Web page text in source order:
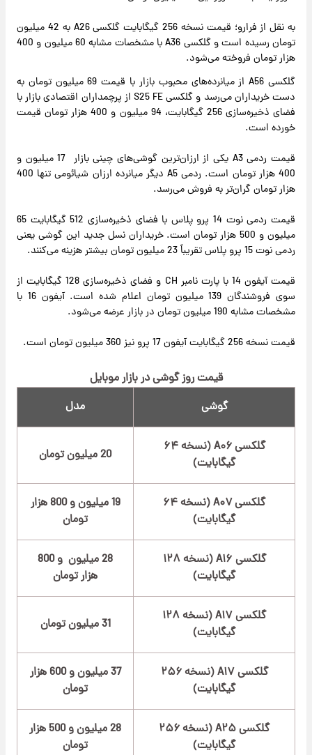
به نقل از فرارو؛ قیمت نسخه 256 گیگابایت گلکسی A26 به 42 میلیون
تومان رسیده است و گلکسی A36 با مشخصات مشابه 60 میلیون و 400
هزار تومان فروخته می‌شود.
گلکسی A56 از میانرده‌های محبوب بازار با قیمت 69 میلیون تومان به
دست خریداران می‌رسد و گلکسی S25 FE از پرچمداران اقتصادی بازار با
فضای ذخیره‌سازی 256 گیگابایت، 94 میلیون و 400 هزار تومان قیمت
خورده است.
قیمت ردمی A3 یکی از ارزان‌ترین گوشی‌های چینی بازار 17 میلیون و
400 هزار تومان است. ردمی A5 دیگر میانرده ارزان شیائومی تنها 400
هزار تومان گران‌تر به فروش می‌رسد.
قیمت ردمی نوت 14 پرو پلاس با فضای ذخیره‌سازی 512 گیگابایت 65
میلیون و 500 هزار تومان است. خریداران نسل جدید این گوشی یعنی
ردمی نوت 15 پرو پلاس تقریباً 23 میلیون تومان بیشتر هزینه می‌کنند.
قیمت آیفون 14 با پارت نامبر CH و فضای ذخیره‌سازی 128 گیگابایت از
سوی فروشندگان 139 میلیون تومان اعلام شده است. آیفون 16 با
مشخصات مشابه 190 میلیون تومان در بازار عرضه می‌شود.
قیمت نسخه 256 گیگابایت آیفون 17 پرو نیز 360 میلیون تومان است.
قیمت روز گوشی در بازار موبایل
گوشی
مدل
گلکسی A۰۶ (نسخه ۶۴
گیگابایت)
20 میلیون تومان
گلکسی A۰۷ (نسخه ۶۴
گیگابایت)
19 میلیون و 800 هزار
تومان
گلکسی A۱۶ (نسخه ۱۲۸
گیگابایت)
28 میلیون و 800
هزار تومان
گلکسی A۱۷ (نسخه ۱۲۸
گیگابایت)
31 میلیون تومان
گلکسی A۱۷ (نسخه ۲۵۶
گیگابایت)
37 میلیون و 600 هزار
تومان
گلکسی A۲۵ (نسخه ۲۵۶
گیگابایت)
28 میلیون و 500 هزار
تومان